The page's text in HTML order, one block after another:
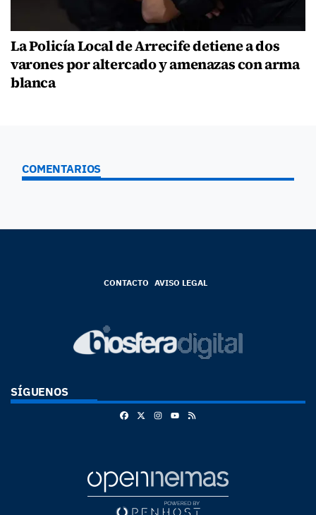
La Policía Local de Arrecife detiene a dos
varones por altercado y amenazas con arma
blanca
COMENTARIOS
CONTACTO AVISO LEGAL
SÍGUENOS
FacebookInstagram